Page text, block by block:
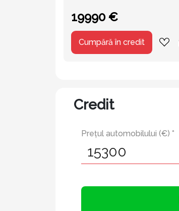
19990 €
Cumpără în credit
Credit
Prețul automobilului (€) *